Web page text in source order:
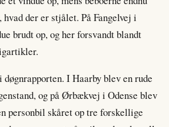
der er stjålet. På Fangelvej i
brudt op, og her forsvandt blandt
I Haarby blev en rude
og på Ørbækvej i Odense blev
personbil skåret op tre forskellige